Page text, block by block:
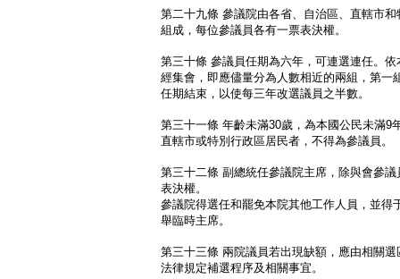
第二十九條 參議院由各省、自治區、直轄市
組成，每位參議員各有一票表決權。
第三十條 參議員任期為六年，可連選連任。
經集會，即應儘量分為人數相近的兩組，第一
任期結束，以使每三年改選議員之半數。
第三十一條 年齡未滿30歲，為本國公民未滿9
直轄市或特別行政區居民者，不得為參議員。
第三十二條 副總統任參議院主席，除與會參
表決權。
參議院得選任和罷免本院其他工作人員，並得
舉臨時主席。
第三十三條 兩院議員若出現缺額，應由相關
法律規定補選程序及相關事宜。